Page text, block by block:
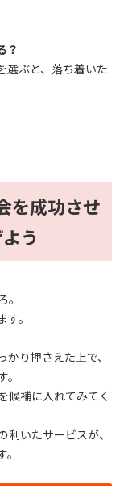
？
ぶと、落ち着いた
を成功させ
う
。
り押さえた上で、
候補に入れてみてく
いたサービスが、